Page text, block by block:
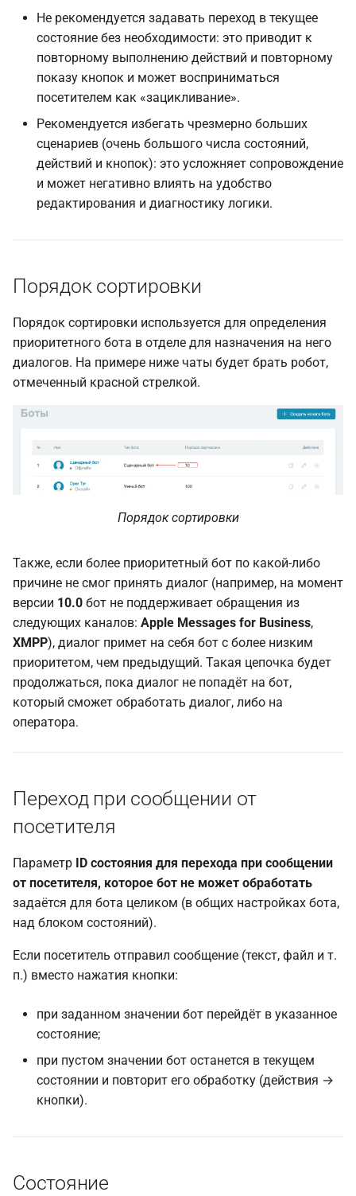
Не рекомендуется задавать переход в текущее
состояние без необходимости: это приводит к
повторному выполнению действий и повторному
показу кнопок и может восприниматься
посетителем как «зацикливание».
Рекомендуется избегать чрезмерно больших
сценариев (очень большого числа состояний,
действий и кнопок): это усложняет сопровождение
и может негативно влиять на удобство
редактирования и диагностику логики.
Порядок сортировки
Порядок сортировки используется для определения
приоритетного бота в отделе для назначения на него
диалогов. На примере ниже чаты будет брать робот,
отмеченный красной стрелкой.
Порядок сортировки
Также, если более приоритетный бот по какой-либо
причине не смог принять диалог (например, на момент
версии 10.0 бот не поддерживает обращения из
следующих каналов: Apple Messages for Business,
XMPP), диалог примет на себя бот с более низким
приоритетом, чем предыдущий. Такая цепочка будет
продолжаться, пока диалог не попадёт на бот,
который сможет обработать диалог, либо на
оператора.
Переход при сообщении от
посетителя
Параметр
ID состояния для перехода при сообщении
от посетителя, которое бот не может обработать
задаётся для бота целиком (в общих настройках бота,
над блоком состояний).
Если посетитель отправил сообщение (текст, файл и т.
п.) вместо нажатия кнопки:
при заданном значении бот перейдёт в указанное
состояние;
при пустом значении бот останется в текущем
состоянии и повторит его обработку (действия →
кнопки).
Состояние